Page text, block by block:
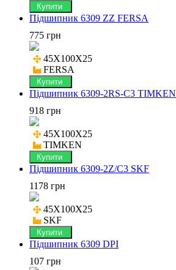
Купити
Підшипник 6309 ZZ FERSA
775 грн
45X100X25
FERSA
Купити
Підшипник 6309-2RS-C3 TIMKEN
918 грн
45X100X25
TIMKEN
Купити
Підшипник 6309-2Z/C3 SKF
1178 грн
45X100X25
SKF
Купити
Підшипник 6309 DPI
107 грн